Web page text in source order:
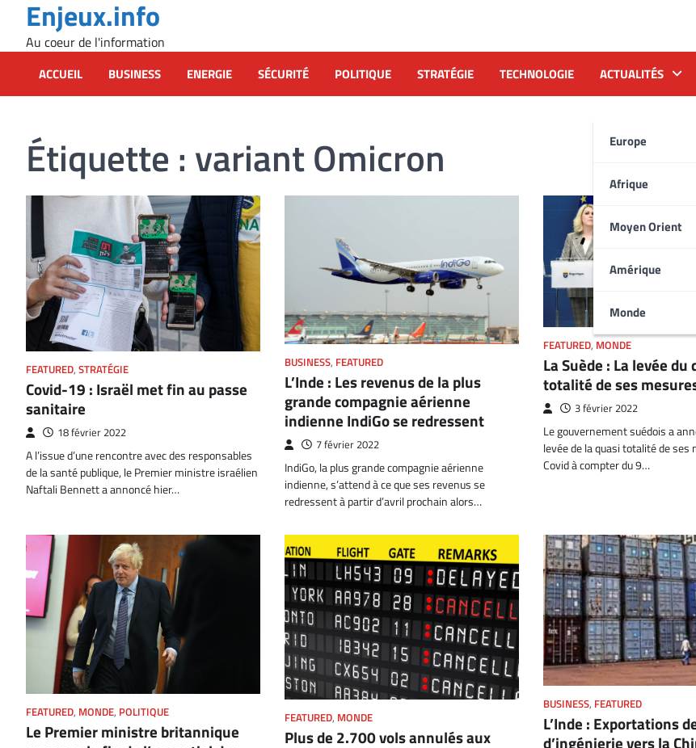
content
Enjeux.info
Au coeur de l'information
ACCUEIL BUSINESS ENERGIE SÉCURITÉ POLITIQUE STRATÉGIE TECHNOLOGIE ACTUALITÉS
Europe
Afrique
Moyen Orient
Amérique
Monde
Étiquette : variant Omicron
FEATURED, STRATÉGIE
Covid-19 : Israël met fin au passe
sanitaire
18 février 2022
A l’issue d’une rencontre avec des responsables
de la santé publique, le Premier ministre israélien
Naftali Bennett a annoncé hier…
BUSINESS, FEATURED
L’Inde : Les revenus de la plus
grande compagnie aérienne
indienne IndiGo se redressent
7 février 2022
IndiGo, la plus grande compagnie aérienne
indienne, s’attend à ce que ses revenus se
redressent à partir d’avril prochain alors…
FEATURED, MONDE
La Suède : La levée du
totalité de ses
3 février 2022
Le gouvernement suédois a
levée de la quasi totalité de
Covid à compter du 9…
FEATURED, MONDE, POLITIQUE
Le Premier ministre britannique
FEATURED, MONDE
Plus de 2.700 vols annulés aux
BUSINESS, FEATURED
L’Inde : Exportations
d’ingénierie vers la